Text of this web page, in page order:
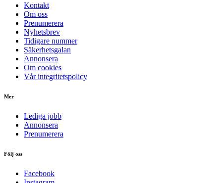
Kontakt
Om oss
Prenumerera
Nyhetsbrev
Tidigare nummer
Säkerhetsgalan
Annonsera
Om cookies
Vår integritetspolicy
Mer
Lediga jobb
Annonsera
Prenumerera
Följ oss
Facebook